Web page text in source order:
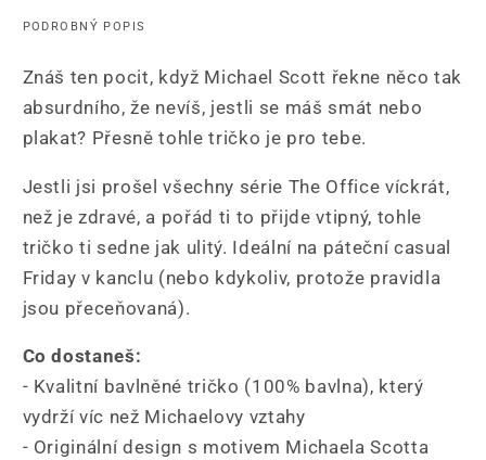
PODROBNÝ POPIS
Znáš ten pocit, když Michael Scott řekne něco tak
absurdního, že nevíš, jestli se máš smát nebo
plakat? Přesně tohle tričko je pro tebe.
Jestli jsi prošel všechny série The Office víckrát,
než je zdravé, a pořád ti to přijde vtipný, tohle
tričko ti sedne jak ulitý. Ideální na páteční casual
Friday v kanclu (nebo kdykoliv, protože pravidla
jsou přeceňovaná).
Co dostaneš:
- Kvalitní bavlněné tričko (100% bavlna), který
vydrží víc než Michaelovy vztahy
- Originální design s motivem Michaela Scotta